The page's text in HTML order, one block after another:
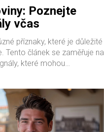
Poznejte
včas
příznaky, které je důležité
Tento článek se zaměřuje na
které mohou